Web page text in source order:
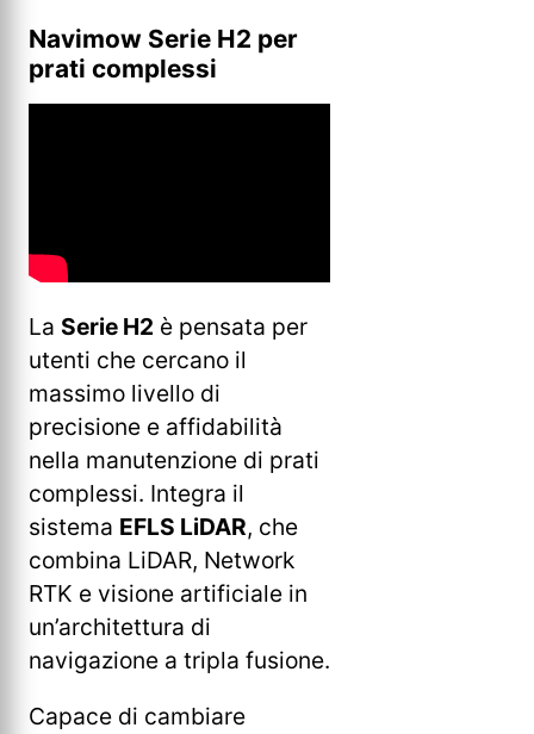
Navimow Serie H2 per
prati complessi
La Serie H2 è pensata per
utenti che cercano il
massimo livello di
precisione e affidabilità
nella manutenzione di prati
complessi. Integra il
sistema EFLS LiDAR, che
combina LiDAR, Network
RTK e visione artificiale in
un’architettura di
navigazione a tripla fusione.
Capace di cambiare